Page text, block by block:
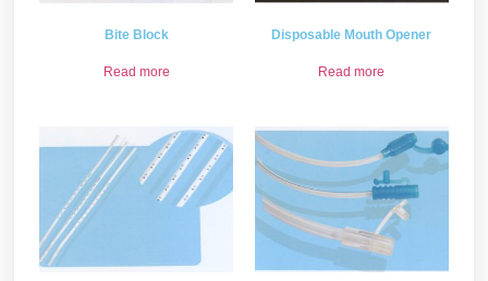
Bite Block
Read more
Disposable Mouth Opener
Read more